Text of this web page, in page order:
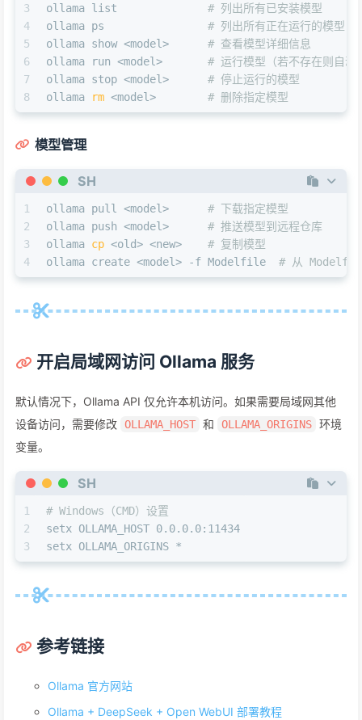
3
4
5
6
7
8
ollama list # 列出所有已安装模型
ollama ps # 列出所有正在运行的模型
ollama show <model> # 查看模型详细信息
ollama run <model> # 运行模型（若不存在则自动
ollama stop <model> # 停止运行的模型
ollama
rm <model> # 删除指定模型
模型管理
SH
1
2
3
4
ollama pull <model> # 下载指定模型
ollama push <model> # 推送模型到远程仓库
ollama cp <old> <new> # 复制模型
ollama create <model> -f Modelfile # 从
开启局域网访问 Ollama 服务
默认情况下，Ollama API 仅允许本机访问。如果需要局域网其他
设备访问，需要修改 OLLAMA_HOST 和 OLLAMA_ORIGINS 环境
变量。
SH
1
2
3
# Windows（CMD）设置
setx OLLAMA_HOST 0.0.0.0:11434
setx OLLAMA_ORIGINS *
参考链接
Ollama 官方网站
Ollama + DeepSeek + Open WebUI 部署教程